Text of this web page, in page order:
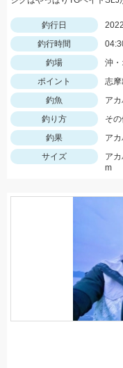
釣行日
釣行時間
釣場
沖
ポイント
志
釣魚
ア
釣り方
そ
釣果
ア
サイズ
ア
m